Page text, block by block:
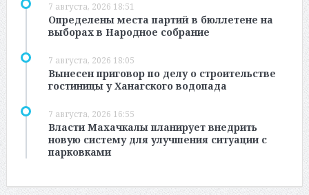
7 августа, 2026 18:51
Определены места партий в бюллетене на
выборах в Народное собрание
7 августа, 2026 18:05
Вынесен приговор по делу о строительстве
гостиницы у Ханагского водопада
7 августа, 2026 16:55
Власти Махачкалы планирует внедрить
новую систему для улучшения ситуации с
парковками